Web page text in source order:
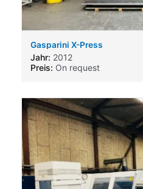
Gasparini X-Press
Jahr: 2012
Preis: On request